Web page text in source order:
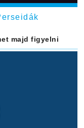
majd figyelni